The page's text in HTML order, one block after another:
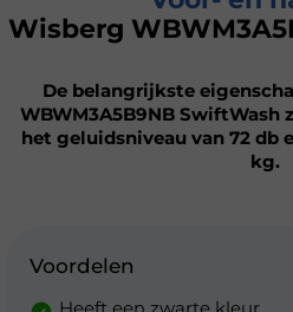
Wisberg
De belangrijkste
WBWM3A5B9NB SwiftWash
het geluidsniveau van 72 db
kg.
Voordelen